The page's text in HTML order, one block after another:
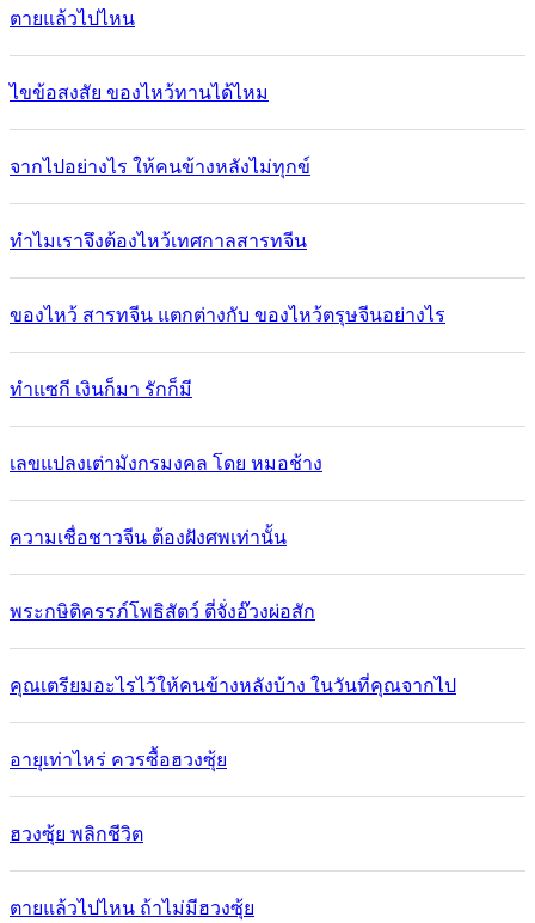
ตายแล้วไปไหน
ไขข้อสงสัย ของไหว้ทานได้ไหม
จากไปอย่างไร ให้คนข้างหลังไม่ทุกข์
ทำไมเราจึงต้องไหว้เทศกาลสารทจีน
ของไหว้ สารทจีน แตกต่างกับ ของไหว้ตรุษจีนอย่างไร
ทำแซกี เงินก็มา รักก็มี
เลขแปลงเต่ามังกรมงคล โดย หมอช้าง
ความเชื่อชาวจีน ต้องฝังศพเท่านั้น
พระกษิติครรภ์โพธิสัตว์ ตี่จั่งอ๊วงผ่อสัก
คุณเตรียมอะไรไว้ให้คนข้างหลังบ้าง ในวันที่คุณจากไป
อายุเท่าไหร่ ควรซื้อฮวงซุ้ย
ฮวงซุ้ย พลิกชีวิต
ตายแล้วไปไหน ถ้าไม่มีฮวงซุ้ย